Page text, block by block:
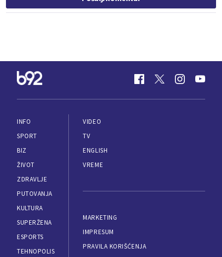
INFO
SPORT
BIZ
ŽIVOT
ZDRAVLJE
PUTOVANJA
KULTURA
SUPERŽENA
ESPORTS
TEHNOPOLIS
VIDEO
TV
ENGLISH
VREME
MARKETING
IMPRESUM
PRAVILA KORIŠĆENJA